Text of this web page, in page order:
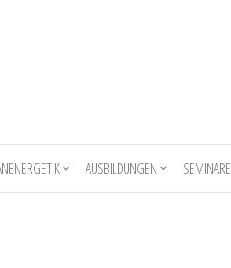
AUSBILDUNGEN SEMINARE